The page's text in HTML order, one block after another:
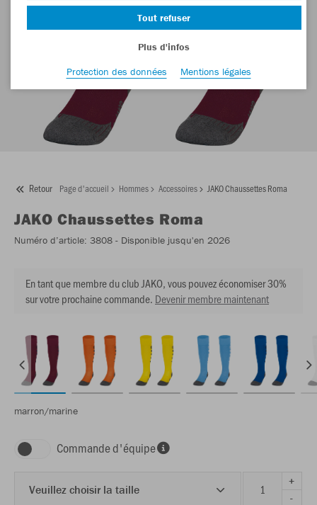
Retour Page d'accueil Hommes Accessoires JAKO Chaussettes Roma
JAKO Chaussettes Roma
Numéro d’article: 3808 - Disponible jusqu'en 2026
En tant que membre du club JAKO, vous pouvez économiser 30%
sur votre prochaine commande. Devenir membre maintenant
marron/marine
Commande d'équipe
Veuillez choisir la taille
+
-
Tout refuser
Plus d'infos
Protection des données
Mentions légales